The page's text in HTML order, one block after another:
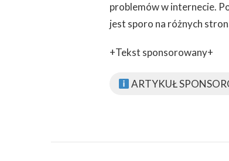
problemów w internecie.
jest sporo na różnych
+Tekst sponsorowany+
ARTYKUŁ